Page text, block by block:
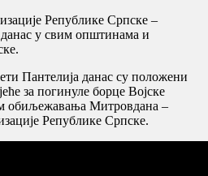
Републике Српске –
у свим општинама и
Пантелија данас су положени
за погинуле борце Војске
обиљежавања Митровдана –
Републике Српске.